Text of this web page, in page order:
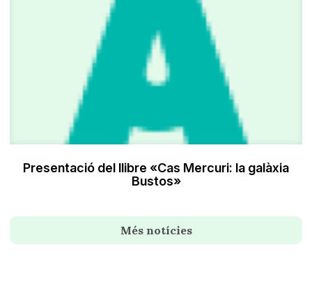
Presentació del llibre «Cas Mercuri: la galàxia
Bustos»
Més notícies